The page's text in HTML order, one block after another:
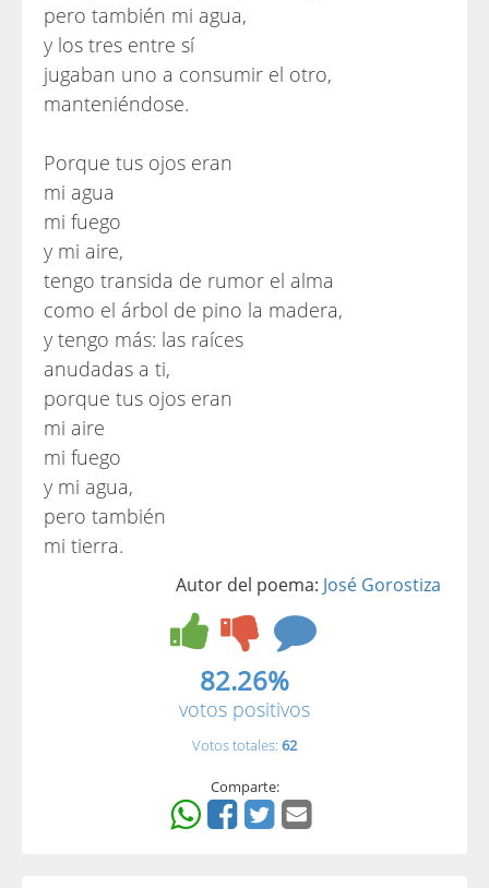
pero también mi agua,
y los tres entre sí
jugaban uno a consumir el otro,
manteniéndose.
Porque tus ojos eran
mi agua
mi fuego
y mi aire,
tengo transida de rumor el alma
como el árbol de pino la madera,
y tengo más: las raíces
anudadas a ti,
porque tus ojos eran
mi aire
mi fuego
y mi agua,
pero también
mi tierra.
Autor del poema: José Gorostiza
82.26%
votos positivos
Votos totales: 62
Comparte: